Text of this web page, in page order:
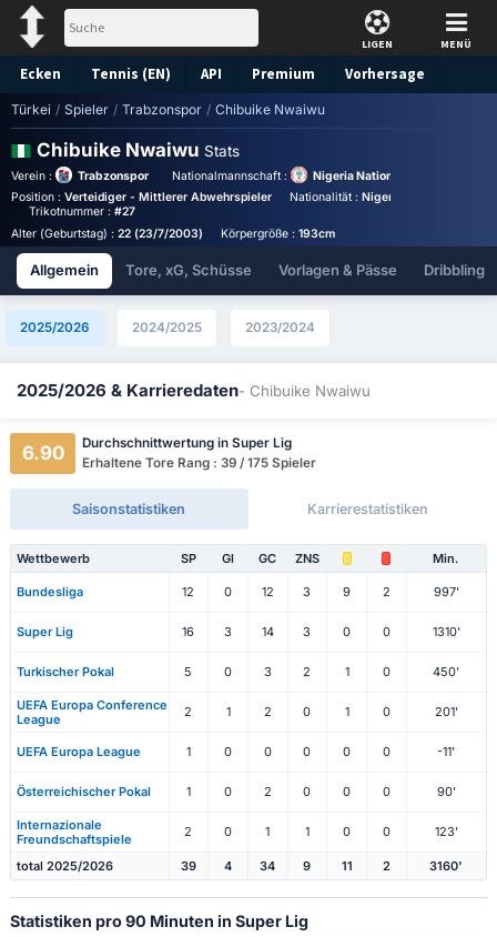
LIGEN MENÜ
Ecken Tennis (EN) API Premium Vorhersage
Türkei / Spieler / Trabzonspor / Chibuike Nwaiwu
Chibuike Nwaiwu Stats
Verein : Trabzonspor Nationalmannschaft :
Nigeria National Team
Position : Verteidiger - Mittlerer Abwehrspieler Nationalität : Nigeria
Trikotnummer : #27
Alter (Geburtstag) : 22 (23/7/2003) Körpergröße : 193cm
Allgemein Tore, xG, Schüsse Vorlagen & Pässe Dribbling
2025/2026 2024/2025 2023/2024
2025/2026 & Karrieredaten- Chibuike Nwaiwu
6.90
Durchschnittwertung in Super Lig
Erhaltene Tore Rang : 39 / 175 Spieler
Saisonstatistiken Karrierestatistiken
Wettbewerb SP Gl GC ZNS Min.
Bundesliga 12 0 12 3 9 2 997'
Super Lig 16 3 14 3 0 0 1310'
Turkischer Pokal 5 0 3 2 1 0 450'
UEFA Europa Conference
League
2 1 2 0 1 0 201'
UEFA Europa League 1 0 0 0 0 0 -11'
Österreichischer Pokal 1 0 2 0 0 0 90'
Internazionale
Freundschaftspiele
2 0 1 1 0 0 123'
total 2025/2026 39 4 34 9 11 2 3160'
Statistiken pro 90 Minuten in Super Lig